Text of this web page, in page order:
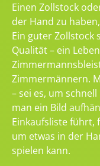
Einen Zollstock
der Hand zu
Ein guter
Qualität – ein
Zimmermännern.
– sei es, um
man ein Bild
Einkaufsliste führt,
um etwas in der
spielen kann.